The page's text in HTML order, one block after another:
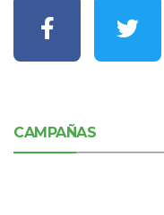
CAMPAÑAS